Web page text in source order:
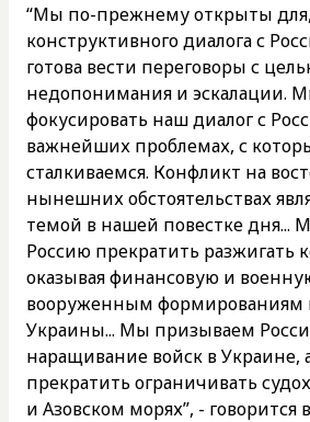
“Мы по-прежнему открыты для,
конструктивного диалога с
готова вести переговоры с
недопонимания и эскалации.
фокусировать наш диалог с
важнейших проблемах, с
сталкиваемся. Конфликт на
нынешних обстоятельствах
темой в нашей повестке дня...
Россию прекратить разжигать
оказывая финансовую и
вооруженным формированиям
Украины... Мы призываем
наращивание войск в Украине,
прекратить ограничивать
и Азовском морях”, - говорится